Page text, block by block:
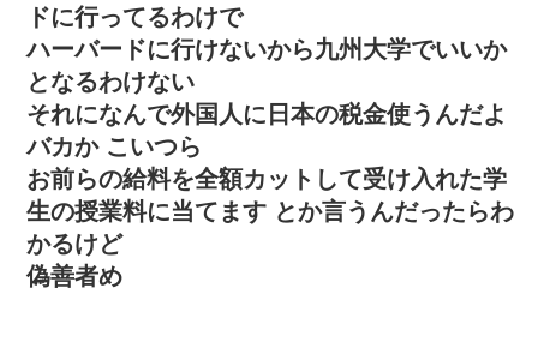
ドに行ってるわけで
ハーバードに行けないから九州大学でいいか
となるわけない
それになんで外国人に日本の税金使うんだよ
バカか こいつら
お前らの給料を全額カットして受け入れた学
生の授業料に当てます とか言うんだったらわ
かるけど
偽善者め